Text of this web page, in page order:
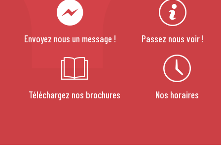
Envoyez nous un message ! Passez nous voir !
Téléchargez nos brochures Nos horaires